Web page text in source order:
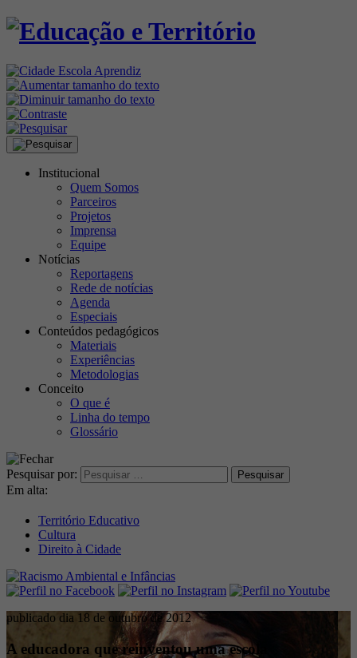
Institucional
Quem Somos
Parceiros
Projetos
Imprensa
Equipe
Notícias
Reportagens
Rede de notícias
Agenda
Especiais
Conteúdos pedagógicos
Materiais
Experiências
Metodologias
Conceito
O que é
Linha do tempo
Glossário
Pesquisar por:
Em alta:
Território Educativo
Cultura
Direito à Cidade
publicado dia 18 de outubro de 2012
A educadora que reinventou uma escola